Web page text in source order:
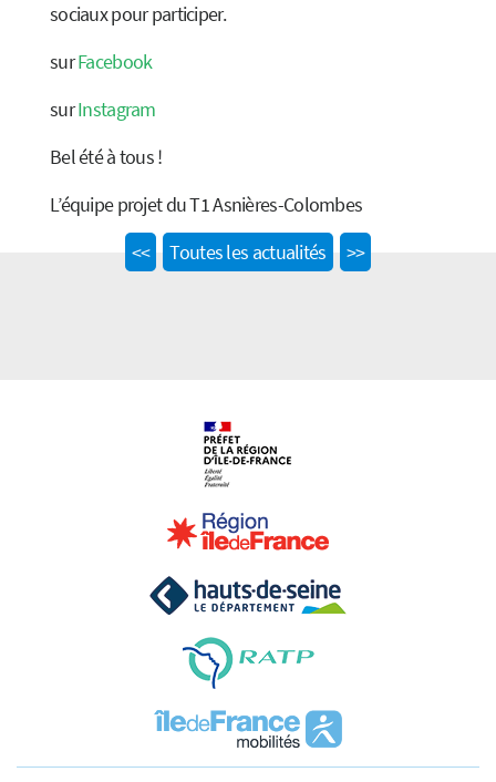
sociaux pour participer.
surFacebook
surInstagram
Bel été à tous !
L’équipe projet du T1 Asnières-Colombes
<<Previous
Toutes les actualités >>Next